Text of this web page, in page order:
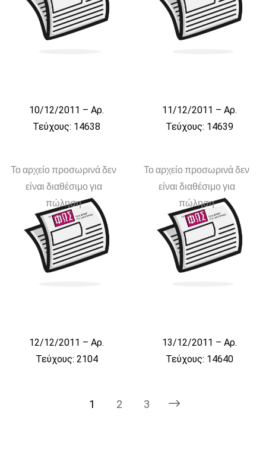
10/12/2011 – Αρ.
Τεύχους: 14638
11/12/2011 – Αρ.
Τεύχους: 14639
Το αρχείο προσωρινά δεν
είναι διαθέσιμο για
πώληση
12/12/2011 – Αρ.
Τεύχους: 2104
Το αρχείο προσωρινά δεν
είναι διαθέσιμο για
πώληση
13/12/2011 – Αρ.
Τεύχους: 14640
1 2 3